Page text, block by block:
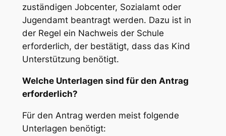
zuständigen Jobcenter, Sozialamt oder
Jugendamt beantragt werden. Dazu ist in
der Regel ein Nachweis der Schule
erforderlich, der bestätigt, dass das Kind
Unterstützung benötigt.
Welche Unterlagen sind für den Antrag
erforderlich?
Für den Antrag werden meist folgende
Unterlagen benötigt: